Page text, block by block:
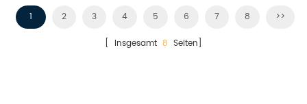
die beste Aluminium-
1 2 3 4 5 6 7 8 >>
[ Insgesamt 8 Seiten]